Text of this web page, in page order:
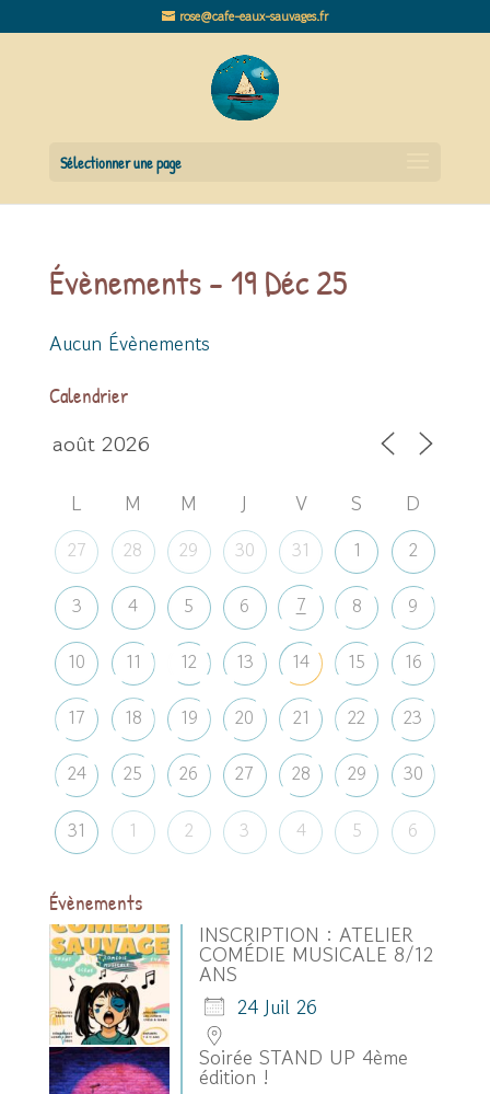
rose@cafe-eaux-sauvages.fr
Sélectionner une page
Évènements - 19 Déc 25
Aucun Évènements
Calendrier
L M M J V S D
27 28 29 30 31 1 2
3 4 5 6 7 8 9
10 11 12 13 14 15 16
17 18 19 20 21 22 23
24 25 26 27 28 29 30
31 1 2 3 4 5 6
Évènements
INSCRIPTION : ATELIER
COMÉDIE MUSICALE 8/12
ANS
24 Juil 26
Soirée STAND UP 4ème
édition !